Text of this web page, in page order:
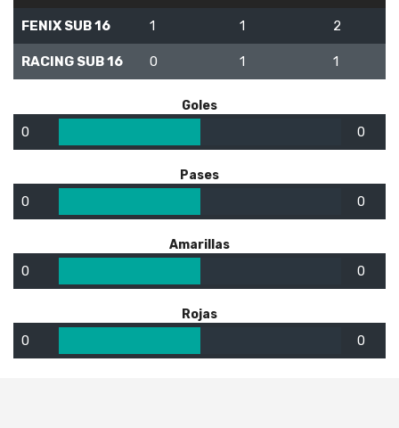
FENIX SUB 16 1 1 2
RACING SUB 16 0 1 1
Goles
0 0
Pases
0 0
Amarillas
0 0
Rojas
0 0